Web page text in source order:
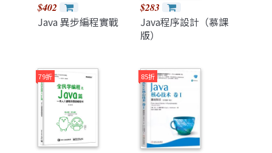
$402
Java 異步編程實戰
$283
Java程序設計（慕課
版）
79折 85折